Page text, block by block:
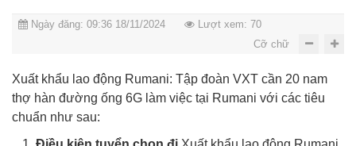
Ngày đăng: 09:36 18/11/2024
Lượt xem: 70
Cỡ chữ
Xuất khẩu lao động Rumani: Tập đoàn VXT cần 20 nam
thợ hàn đường ống 6G làm việc tại Rumani với các tiêu
chuẩn như sau: